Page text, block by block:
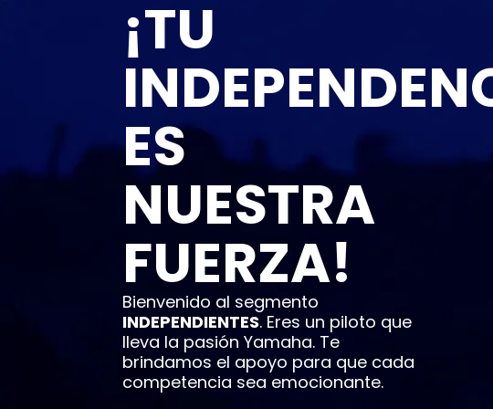
¡TU
ES
NUESTRA
FUERZA!
Bienvenido al segmento
INDEPENDIENTES. Eres un piloto que
lleva la pasión Yamaha. Te
brindamos el apoyo para que cada
competencia sea emocionante.